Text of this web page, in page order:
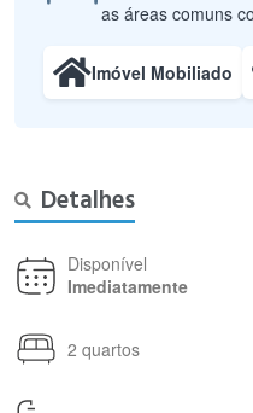
as áreas comuns
Imóvel Mobiliado
Detalhes
Disponível
Imediatamente
2 quartos